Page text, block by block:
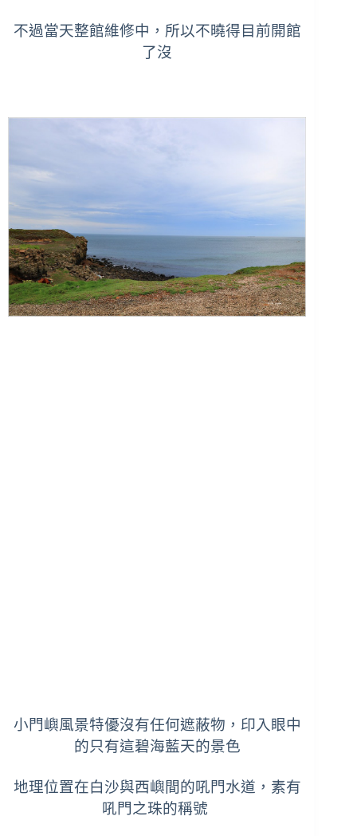
不過當天整館維修中，所以不曉得目前開館
了沒
小門嶼風景特優沒有任何遮蔽物，印入眼中
的只有這碧海藍天的景色
地理位置在白沙與西嶼間的吼門水道， 素有
吼門之珠的稱號